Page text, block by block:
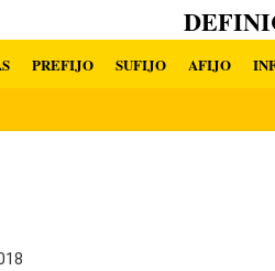
PREFIJO SUFIJO AFIJO